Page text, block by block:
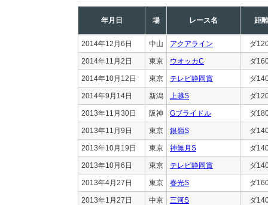
年月日 場 レース名 距離
2014年12月6日 中山 アクアライン ダ
2014年11月2日 東京 ウオッカC ダ
2014年10月12日 東京 テレビ静岡賞 ダ
2014年9月14日 新潟 上越S ダ
2013年11月30日 阪神 Gブライドル ダ
2013年11月9日 東京 銀嶺S ダ
2013年10月19日 東京 神無月S ダ
2013年10月6日 東京 テレビ静岡賞 ダ
2013年4月27日 東京 春光S ダ
2013年1月27日 中京 三河S ダ